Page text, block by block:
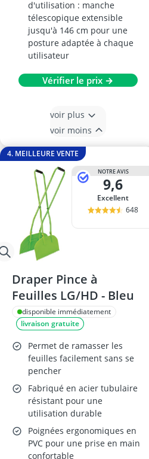
d'utilisation : manche
télescopique extensible
jusqu'à 146 cm pour une
posture adaptée à chaque
utilisateur
Vérifier le prix →
voir plus
voir moins
4. MEILLEURE VENTE
NOTRE AVIS
9,6
Excellent
648
Draper Pince à
Feuilles LG/HD - Bleu
disponible immédiatement
livraison gratuite
Permet de ramasser les
feuilles facilement sans se
pencher
Fabriqué en acier tubulaire
résistant pour une
utilisation durable
Poignées ergonomiques en
PVC pour une prise en main
confortable